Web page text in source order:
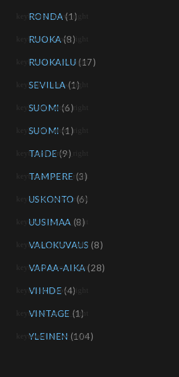
RONDA (1)
RUOKA (8)
RUOKAILU (17)
SEVILLA (1)
SUOMI (6)
SUOMI (1)
TAIDE (9)
TAMPERE (3)
USKONTO (6)
UUSIMAA (8)
VALOKUVAUS (8)
VAPAA-AIKA (28)
VIIHDE (4)
VINTAGE (1)
YLEINEN (104)